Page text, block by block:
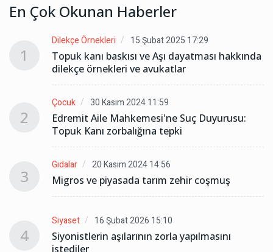
En Çok Okunan Haberler
1
Dilekçe Örnekleri 15 Şubat 2025 17:29
Topuk kanı baskısı ve Aşı dayatması hakkında
dilekçe örnekleri ve avukatlar
2
Çocuk 30 Kasım 2024 11:59
Edremit Aile Mahkemesi'ne Suç Duyurusu:
Topuk Kanı zorbalığına tepki
3
Gıdalar 20 Kasım 2024 14:56
Migros ve piyasada tarım zehir coşmuş
4
Siyaset 16 Şubat 2026 15:10
Siyonistlerin aşılarının zorla yapılmasını
istediler